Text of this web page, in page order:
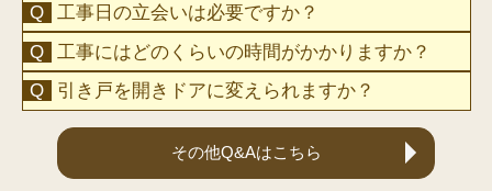
工事日の立会いは必要ですか？
工事にはどのくらいの時間がかかりますか？
引き戸を開きドアに変えられますか？
その他Q&Aはこちら